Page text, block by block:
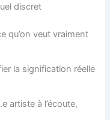
discret
qu’on veut vraiment
la signification réelle
artiste à l’écoute,